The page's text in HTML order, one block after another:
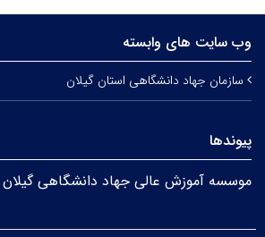
وب سایت های وابسته
سازمان جهاد دانشگاهی استان گیلان
پیوندها
موسسه آموزش عالی جهاد دانشگاهی گیلان